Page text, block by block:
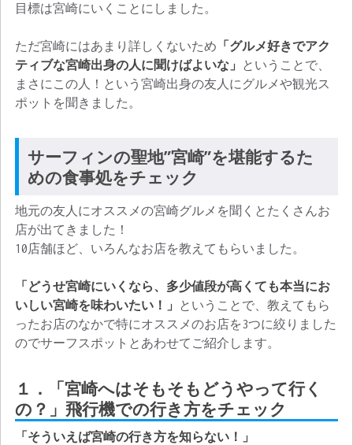
目標は宮崎にいくことにしました。
ただ宮崎にはあまり詳しくないため 「グルメ好きでアク
ティブな宮崎出身の人に聞けばよいな」
ということで、
まさにこの人！という宮崎出身の友人にグルメや観光ス
ポットを聞きました。
サーフィンの聖地”宮崎”を堪能するた
めの食事処をチェック
地元の友人にオススメの宮崎グルメを聞くとたくさんお
店が出てきました！
10店舗ほど、いろんなお店を教えてもらいました。
「どうせ宮崎にいくなら、多少値段が高くても本当にお
いしい宮崎を味わいたい！」
ということで、教えてもら
ったお店のなかで特にオススメのお店を3つに絞りました
のでサーフスポットとあわせてご紹介します。
１．「宮崎へはそもそもどうやって行く
の？」飛行機での行き方をチェック
「そういえば宮崎の行き方を知らない！」